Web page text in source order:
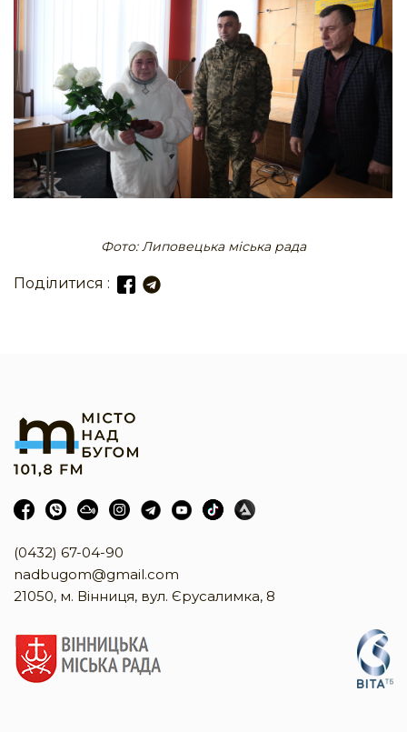
Фото: Липовецька міська рада
Поділитися :
(0432) 67-04-90
nadbugom@gmail.com
21050, м. Вінниця, вул. Єрусалимка, 8